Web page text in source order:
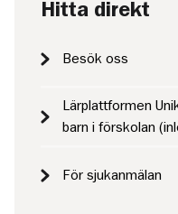
Hitta direkt
Besök oss
Lärplattformen
barn i förskolan
För sjukanmälan